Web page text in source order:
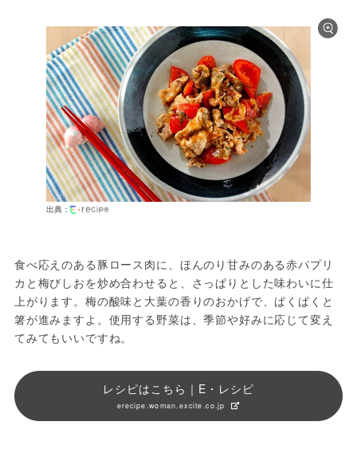
出典：
食べ応えのある豚ロース肉に、ほんのり甘みのある赤パプリ
カと梅びしおを炒め合わせると、さっぱりとした味わいに仕
上がります。梅の酸味と大葉の香りのおかげで、ぱくぱくと
箸が進みますよ。使用する野菜は、季節や好みに応じて変え
てみてもいいですね。
レシピはこちら｜E・レシピ
erecipe.woman.excite.co.jp